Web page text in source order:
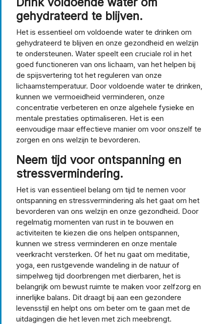
gehydrateerd te blijven.
Het is essentieel om voldoende water te drinken om
gehydrateerd te blijven en onze gezondheid en welzijn
te ondersteunen. Water speelt een cruciale rol in het
goed functioneren van ons lichaam, van het helpen bij
de spijsvertering tot het reguleren van onze
lichaamstemperatuur. Door voldoende water te drinken,
kunnen we vermoeidheid verminderen, onze
concentratie verbeteren en onze algehele fysieke en
mentale prestaties optimaliseren. Het is een
eenvoudige maar effectieve manier om voor onszelf te
zorgen en ons welzijn te bevorderen.
Neem tijd voor ontspanning en
stressvermindering.
Het is van essentieel belang om tijd te nemen voor
ontspanning en stressvermindering als het gaat om het
bevorderen van ons welzijn en onze gezondheid. Door
regelmatig momenten van rust in te bouwen en
activiteiten te kiezen die ons helpen ontspannen,
kunnen we stress verminderen en onze mentale
veerkracht versterken. Of het nu gaat om meditatie,
yoga, een rustgevende wandeling in de natuur of
simpelweg tijd doorbrengen met dierbaren, het is
belangrijk om bewust ruimte te maken voor zelfzorg en
innerlijke balans. Dit draagt bij aan een gezondere
levensstijl en helpt ons om beter om te gaan met de
uitdagingen die het leven met zich meebrengt.